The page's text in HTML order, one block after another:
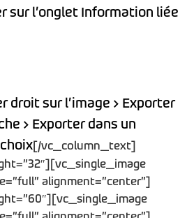
sur l’onglet Information liée
droit sur l’image > Exporter
> Exporter dans un
[/vc_column_text]
alignment=”center”]
alignment=”center”]